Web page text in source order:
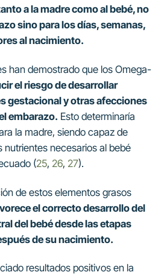
a la madre como al bebé, no
sino para los días, semanas,
al nacimiento.
han demostrado que los Omega-
el riesgo de desarrollar
gestacional y otras afecciones
embarazo. Esto determinaría
la madre, siendo capaz de
nutrientes necesarios al bebé
(25, 26, 27).
de estos elementos grasos
el correcto desarrollo del
del bebé desde las etapas
de su nacimiento.
resultados positivos en la